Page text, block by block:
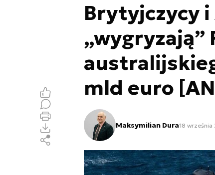
Brytyjczycy
„wygryzają”
mld euro
Maksymilian Dura18 września